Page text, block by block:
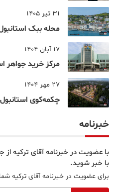
31 تیر 1405
محله ببک
17 آبان 1404
مرکز خرید جواهر
27 مهر 1404
چکمه‌کوی
خبرنامه
با عضویت در خبرنامه آقای ترکیه از
با خبر شوید.
برای عضویت در خبرنامه آقای ترکیه